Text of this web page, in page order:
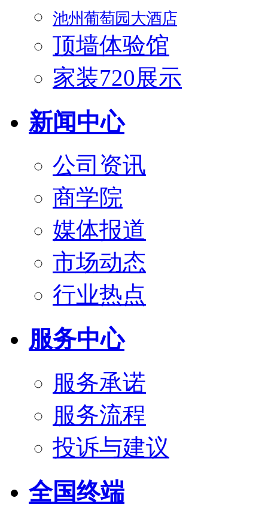
池州葡萄园大酒店
顶墙体验馆
家装720展示
新闻中心
公司资讯
商学院
媒体报道
市场动态
行业热点
服务中心
服务承诺
服务流程
投诉与建议
全国终端